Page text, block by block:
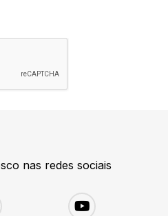
nas redes sociais